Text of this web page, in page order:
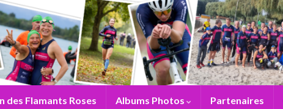
des Flamants Roses Albums Photos Partenaires